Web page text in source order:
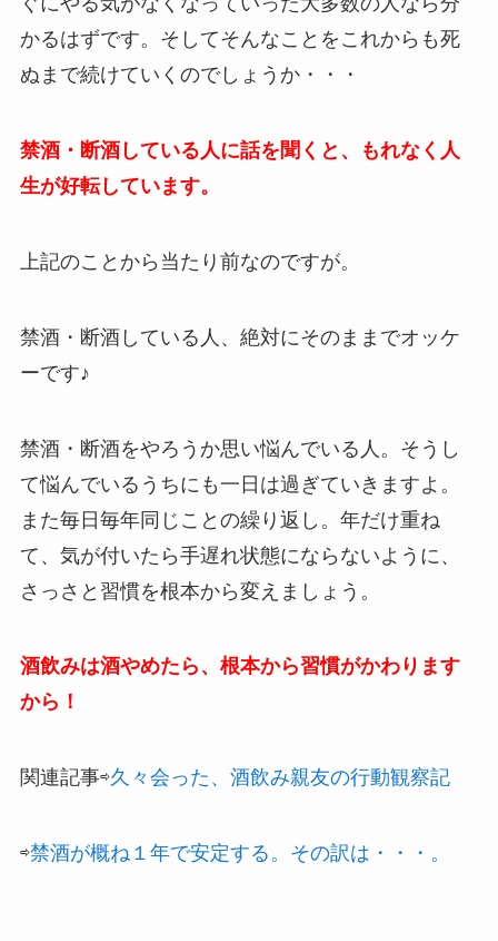
かるはずです。そしてそんなことをこれからも死
ぬまで続けていくのでしょうか・・・
禁酒・断酒している人に話を聞くと、もれなく人
生が好転しています。
上記のことから当たり前なのですが。
禁酒・断酒している人、絶対にそのままでオッケ
ーです♪
禁酒・断酒をやろうか思い悩んでいる人。そうし
て悩んでいるうちにも一日は過ぎていきますよ。
また毎日毎年同じことの繰り返し。年だけ重ね
て、気が付いたら手遅れ状態にならないように、
さっさと習慣を根本から変えましょう。
酒飲みは酒やめたら、根本から習慣がかわります
から！
関連記事⇨久々会った、酒飲み親友の行動観察記
⇨禁酒が概ね１年で安定する。その訳は・・・。